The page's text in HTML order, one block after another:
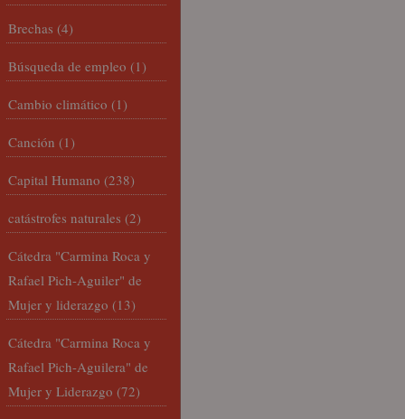
Brechas (4)
Búsqueda de empleo (1)
Cambio climático (1)
Canción (1)
Capital Humano (238)
catástrofes naturales (2)
Cátedra "Carmina Roca y
Rafael Pich-Aguiler" de
Mujer y liderazgo (13)
Cátedra "Carmina Roca y
Rafael Pich-Aguilera" de
Mujer y Liderazgo (72)